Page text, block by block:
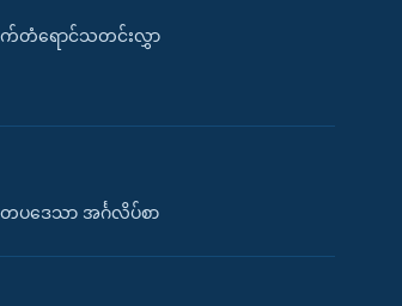
တံရောင်သတင်းလွှာ
ပဒေသာ အင်္ဂလိပ်စာ